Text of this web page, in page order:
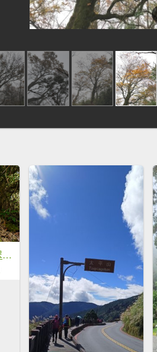
宜蘭 大同 望洋山、翠峰湖步道、山毛櫸步道